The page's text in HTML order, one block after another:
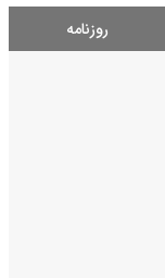
روزنامه